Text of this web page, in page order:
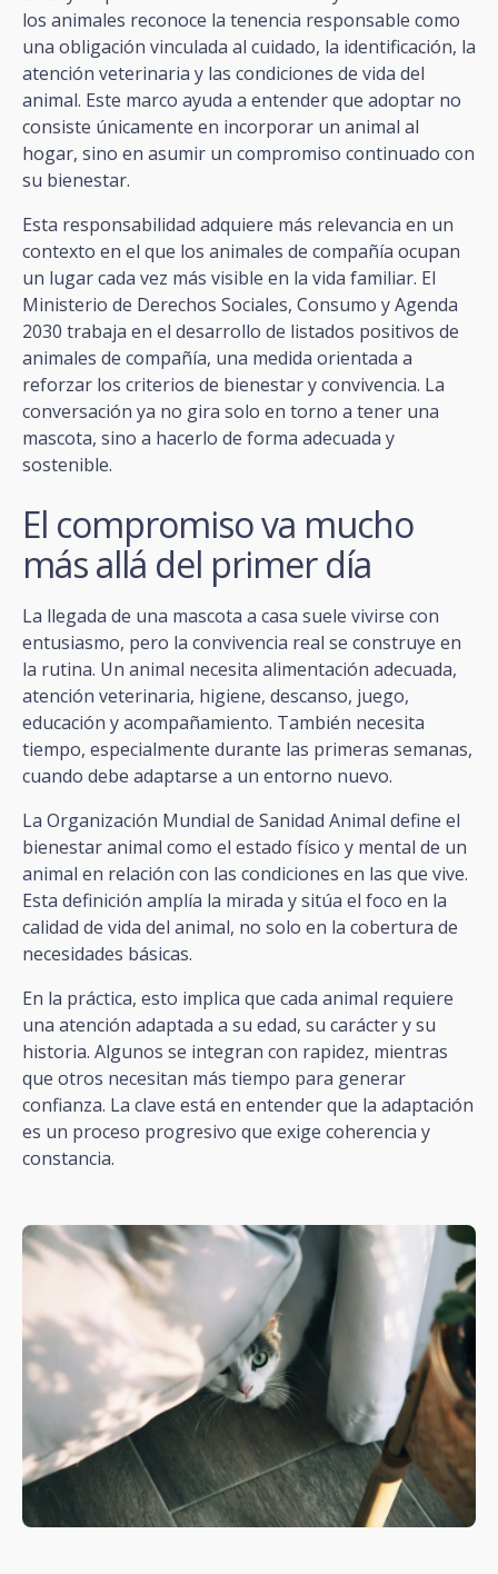
los animales reconoce la tenencia responsable como
una obligación vinculada al cuidado, la identificación, la
atención veterinaria y las condiciones de vida del
animal. Este marco ayuda a entender que adoptar no
consiste únicamente en incorporar un animal al
hogar, sino en asumir un compromiso continuado con
su bienestar.
Esta responsabilidad adquiere más relevancia en un
contexto en el que los animales de compañía ocupan
un lugar cada vez más visible en la vida familiar. El
Ministerio de Derechos Sociales, Consumo y Agenda
2030 trabaja en el desarrollo de listados positivos de
animales de compañía, una medida orientada a
reforzar los criterios de bienestar y convivencia. La
conversación ya no gira solo en torno a tener una
mascota, sino a hacerlo de forma adecuada y
sostenible.
El compromiso va mucho
más allá del primer día
La llegada de una mascota a casa suele vivirse con
entusiasmo, pero la convivencia real se construye en
la rutina. Un animal necesita alimentación adecuada,
atención veterinaria, higiene, descanso, juego,
educación y acompañamiento. También necesita
tiempo, especialmente durante las primeras semanas,
cuando debe adaptarse a un entorno nuevo.
La Organización Mundial de Sanidad Animal define el
bienestar animal como el estado físico y mental de un
animal en relación con las condiciones en las que vive.
Esta definición amplía la mirada y sitúa el foco en la
calidad de vida del animal, no solo en la cobertura de
necesidades básicas.
En la práctica, esto implica que cada animal requiere
una atención adaptada a su edad, su carácter y su
historia. Algunos se integran con rapidez, mientras
que otros necesitan más tiempo para generar
confianza. La clave está en entender que la adaptación
es un proceso progresivo que exige coherencia y
constancia.